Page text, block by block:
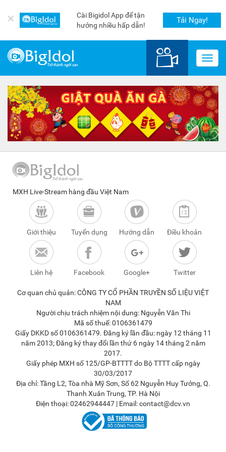
✕
Cài Bigidol App để tận
hưởng nhiều hấp dẫn!
Tải Ngay!
MXH Live-Stream hàng đầu Việt Nam
Giới thiệu Tuyển dụng Hướng dẫn Điều khoản
Liên hệ Facebook Google+ Twitter
Cơ quan chủ quản: CÔNG TY CỔ PHẦN TRUYỀN SỐ LIỆU VIỆT
NAM
Người chịu trách nhiệm nội dung: Nguyễn Văn Thi
Mã số thuế: 0106361479
Giấy DKKD số 0106361479. Đăng ký lần đầu: ngày 12 tháng 11
năm 2013; Đăng ký thay đổi lần thứ 6 ngày 14 tháng 2 năm
2017.
Giấy phép MXH số 125/GP-BTTTT do Bộ TTTT cấp ngày
30/03/2017
Địa chỉ: Tầng L2, Tòa nhà Mỹ Sơn, Số 62 Nguyễn Huy Tưởng, Q.
Thanh Xuân Trung, TP. Hà Nội
Điện thoại: 02462944447 | Email: contact@dcv.vn